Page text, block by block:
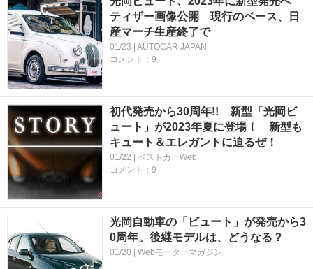
ティザー画像公開 現行のベース、日
産マーチ生産終了で
01/23 | AUTOCAR JAPAN
コメント：9
初代発売から30周年!! 新型「光岡ビ
ュート」が2023年夏に登場！ 新型も
キュート＆エレガントに迫るぜ！
01/22 | ベストカーWeb
コメント：9
光岡自動車の「ビュート」が発売から3
0周年。後継モデルは、どうなる？
01/20 | Webモーターマガジン